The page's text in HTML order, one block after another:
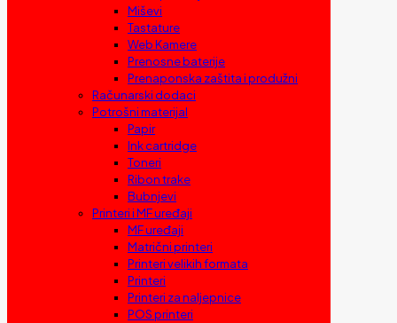
Miševi
Tastature
Web Kamere
Prenosne baterije
Prenaponska zaštita i produžni
Računarski dodaci
Potrošni materijal
Papir
Ink cartridge
Toneri
Ribon trake
Bubnjevi
Printeri i MF uređaji
MF uređaji
Matrični printeri
Printeri velikih formata
Printeri
Printeri za naljepnice
POS printeri